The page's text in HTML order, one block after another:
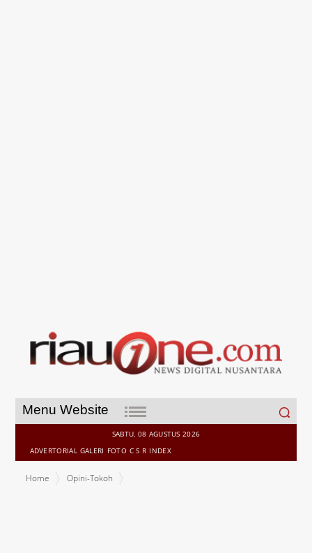
Menu Website
Search
for:
SABTU, 08 AGUSTUS 2026
ADVERTORIAL GALERI FOTO C S R INDEX
Home
Opini-Tokoh